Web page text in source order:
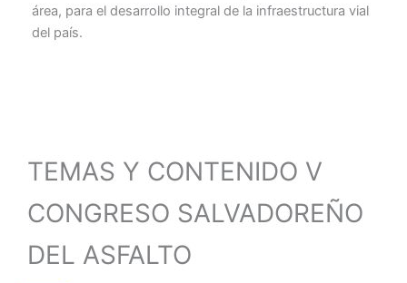
área, para el desarrollo integral de la infraestructura vial
del país.
TEMAS Y CONTENIDO V
CONGRESO SALVADOREÑO
DEL ASFALTO